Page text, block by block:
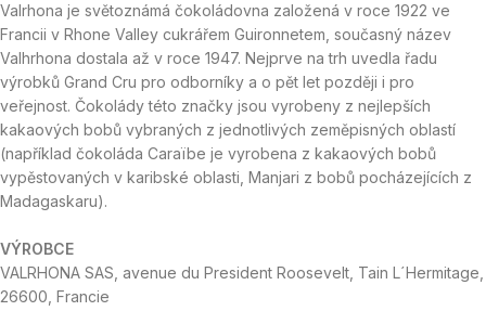
Valrhona je světoznámá čokoládovna založená v roce 1922 ve
Francii v Rhone Valley cukrářem Guironnetem, současný název
Valhrhona dostala až v roce 1947. Nejprve na trh uvedla řadu
výrobků Grand Cru pro odborníky a o pět let později i pro
veřejnost. Čokolády této značky jsou vyrobeny z nejlepších
kakaových bobů vybraných z jednotlivých zeměpisných oblastí
(například čokoláda Caraïbe je vyrobena z kakaových bobů
vypěstovaných v karibské oblasti, Manjari z bobů pocházejících z
Madagaskaru).
VÝROBCE
VALRHONA SAS, avenue du President Roosevelt, Tain L´Hermitage,
26600, Francie